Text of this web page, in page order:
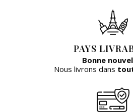
PAYS
Bonne
Nous livrons dans